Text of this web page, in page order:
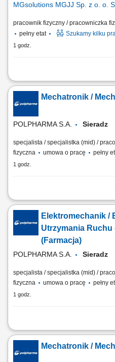
MGsolutions MGJJ Sp. z o. o.
pracownik fizyczny / pracowniczka
pełny etat
Szukamy kilku
1 godz.
Zakres obowiązków: Proste,
niewymagające doświadczenia.
zgodnie z wytycznymi. Wsparcie
pomocnicze. Podstawowa kontrola
o porządek na stanowisku pracy.
Mechatronik /
POLPHARMA S.A.
specjalista / specjalistka (mid) /
fizyczna
umowa o pracę pełny
1 godz.
Twój zakres obowiązków:
odpowiedniego stanu technicznego
systemów automatyki;
konserwacji, Przeprowadzanie
urządzeń i maszyn; Wykonywanie
Elektromechanik /
Utrzymania Ruchu
(Farmacja)
POLPHARMA S.A.
specjalista / specjalistka (mid) /
fizyczna
umowa o pracę pełny
1 godz.
Zakres obowiązków: Utrzymywanie
pełnej sprawności technicznej.
prac konserwacyjnych. Kalibracja
Serwis i konserwacja instalacji
Mechatronik /